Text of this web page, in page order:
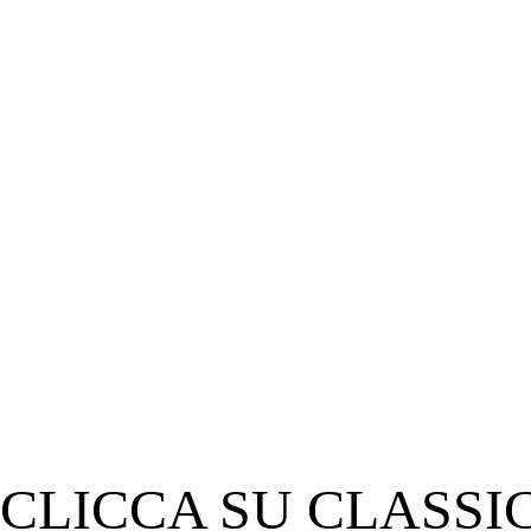
CLICCA SU